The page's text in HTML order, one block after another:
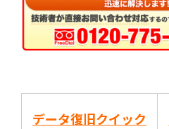
データ復旧クイック